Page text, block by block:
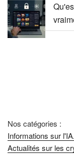
Nos catégories :
Informations sur l'IA.
Actualités sur les